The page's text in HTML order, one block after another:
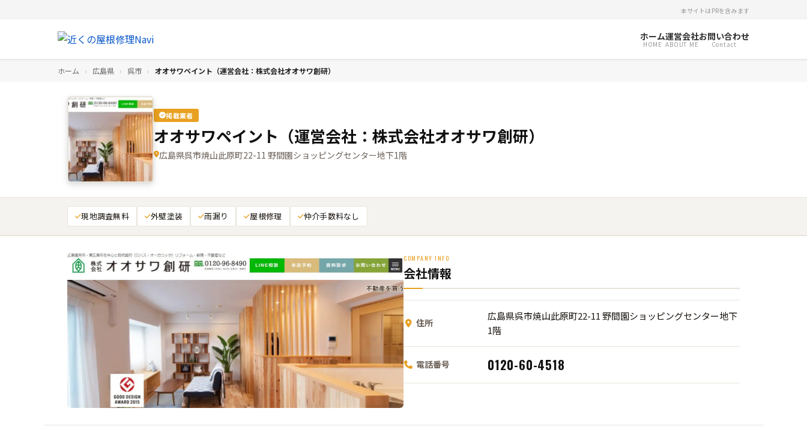
本サイトはPRを含みます
ホーム
HOME
運営会社
ABOUT ME
お問い合わせ
Contact
ホーム › 広島県 › 呉市 › オオサワペイント（運営会社：株式会社オオサワ創研）
掲載業者
オオサワペイント（運営会社：株式会社オオサワ創研）
広島県呉市焼山此原町22-11 野間園ショッピングセンター地下1階
現地調査無料 外壁塗装 雨漏り 屋根修理 仲介手数料なし
COMPANY INFO
会社情報
住所
広島県呉市焼山此原町22-11 野間園ショッピングセンター地下
1階
電話番号 0120-60-4518